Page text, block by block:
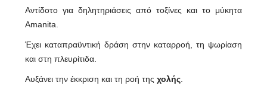
Αντίδοτο για δηλητηριάσεις από τοξίνες και το μύκητα
Amanita.
Έχει καταπραϋντική δράση στην καταρροή, τη ψωρίαση
και στη πλευρίτιδα.
Αυξάνει την έκκριση και τη ροή τηςχολής.